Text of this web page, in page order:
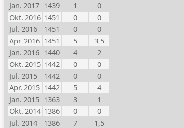
Jan. 2017 1439 1
0
Okt. 2016 1451 0
0
Jul. 2016
1451 0
0
Apr. 2016 1451 5
3,5
Jan. 2016 1440 4
2
Okt. 2015 1442 0
0
Jul. 2015
1442 0
0
Apr. 2015 1442 5
4
Jan. 2015 1363 3
1
Okt. 2014 1386 0
0
Jul. 2014
1386 7
1,5